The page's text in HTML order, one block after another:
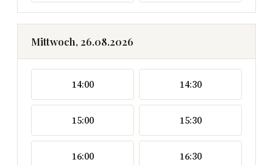
Mittwoch, 26.08.2026
14:00 14:30
15:00 15:30
16:00 16:30